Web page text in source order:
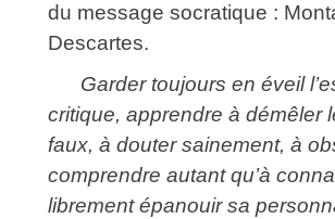
du message socratique :
Descartes.
Garder toujours en éveil
critique, apprendre à démêler
faux, à douter sainement, à
comprendre autant qu’à
librement épanouir sa